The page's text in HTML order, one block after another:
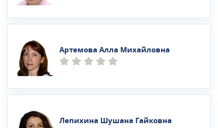
Артемова Алла Михайловна
Лепихина Шушана Гайковна